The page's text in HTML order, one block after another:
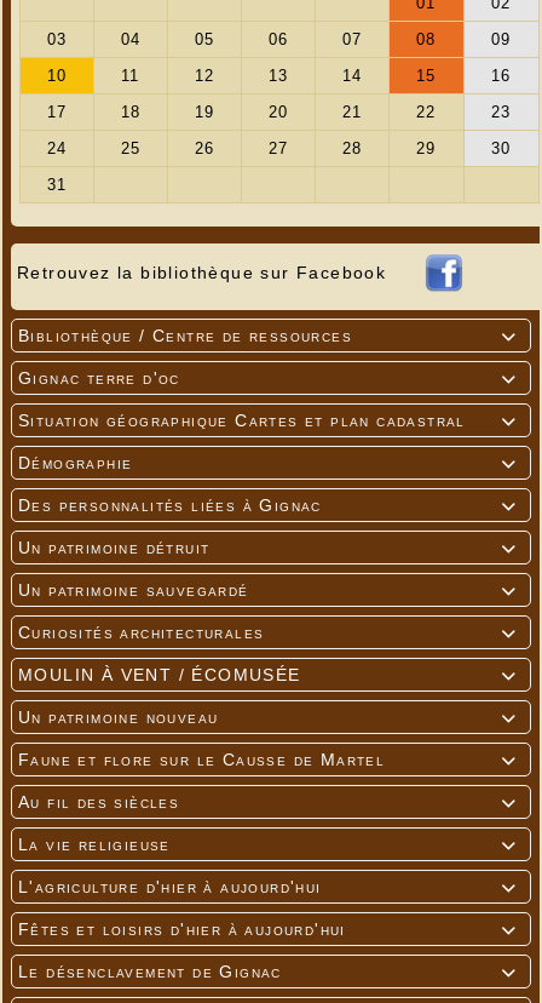
Retrouvez la bibliothèque sur Facebook

Bibliothèque / Centre de ressources

Gignac terre d'oc

Situation géographique Cartes et plan cadastral

Démographie

Des personnalités liées à Gignac

Un patrimoine détruit

Un patrimoine sauvegardé

Curiosités architecturales

MOULIN À VENT / ÉCOMUSÉE

Un patrimoine nouveau

Faune et flore sur le Causse de Martel

Au fil des siècles

La vie religieuse

L'agriculture d'hier à aujourd'hui

Fêtes et loisirs d'hier à aujourd'hui

Le désenclavement de Gignac